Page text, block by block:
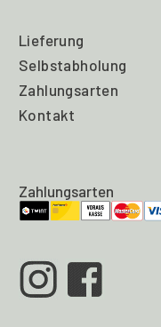
Lieferung
Selbstabholung
Zahlungsarten
Kontakt
Zahlungsarten